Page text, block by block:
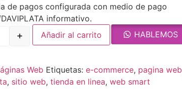
de pagos configurada con medio de pago
informativo.
+ Añadir al carrito HABLEMOS
Web Etiquetas: e-commerce, pagina web
, sitio web, tienda en linea, web smart